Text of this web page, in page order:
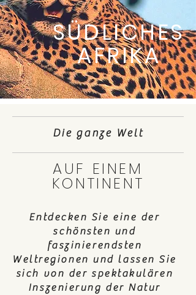
SÜDLICHES
AFRIKA
Die ganze Welt
AUF EINEM
KONTINENT
Entdecken Sie eine der
schönsten und
faszinierendsten
Weltregionen und lassen Sie
sich von der spektakulären
Inszenierung der Natur